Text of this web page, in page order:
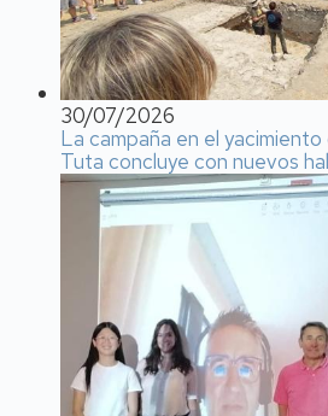
30/07/2026
La campaña en el yacimiento
Tuta concluye con nuevos